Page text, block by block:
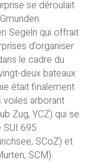
se déroulait
Segeln qui offrait
d’organiser
le cadre du
deux bateaux
était finalement
voiles arborant
Zug, YCZ) qui se
SUI 695
SCoZ) et
SCM).